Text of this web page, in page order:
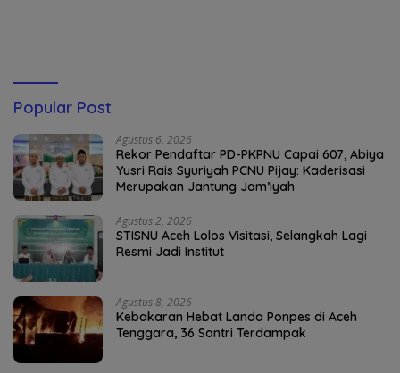
Popular Post
Agustus 6, 2026
Rekor Pendaftar PD-PKPNU Capai 607, Abiya
Yusri Rais Syuriyah PCNU Pijay: Kaderisasi
Merupakan Jantung Jam’iyah
Agustus 2, 2026
STISNU Aceh Lolos Visitasi, Selangkah Lagi
Resmi Jadi Institut
Agustus 8, 2026
Kebakaran Hebat Landa Ponpes di Aceh
Tenggara, 36 Santri Terdampak